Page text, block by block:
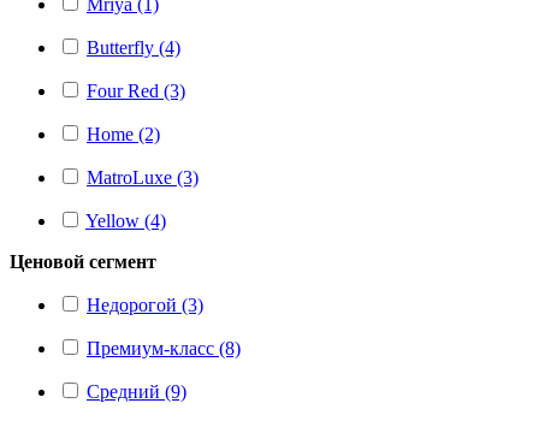
Mriya (1)
Butterfly (4)
Four Red (3)
Home (2)
MatroLuxe (3)
Yellow (4)
Ценовой сегмент
Недорогой (3)
Премиум-класс (8)
Средний (9)